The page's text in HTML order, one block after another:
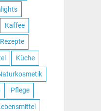
Kaffee
Küche
Pflege